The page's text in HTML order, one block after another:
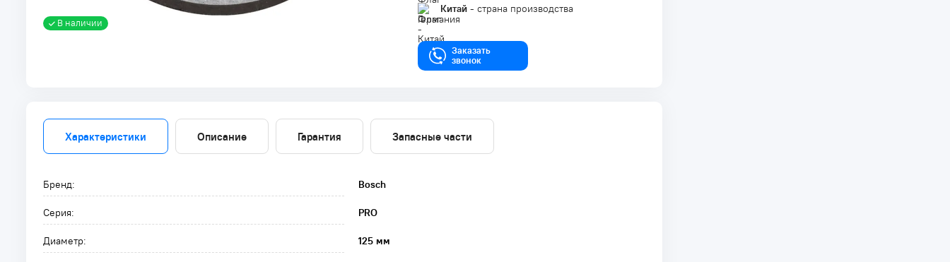
В наличии
Китай - страна производства
Заказать
звонок
Характеристики Описание Гарантия Запасные части
Бренд: Bosch
Серия: PRO
Диаметр: 125 мм